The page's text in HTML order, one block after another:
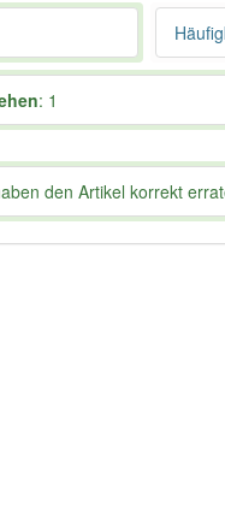
: 1
den Artikel korrekt